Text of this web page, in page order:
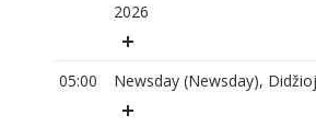
2026
05:00 Newsday (Newsday),